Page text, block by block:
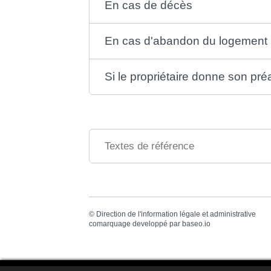
En cas de décès
En cas d'abandon du logement
Si le propriétaire donne son
Textes de référence
© Direction de l'information légale et administrative
comarquage developpé par baseo.io